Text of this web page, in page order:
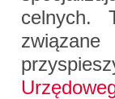
celnych.